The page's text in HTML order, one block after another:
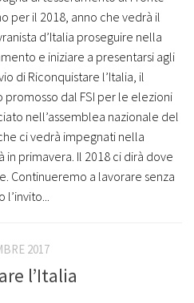
per il 2018, anno che vedrà il
d’Italia proseguire nella
e iniziare a presentarsi agli
di Riconquistare l’Italia, il
dal FSI per le elezioni
nell’assemblea nazionale del
ci vedrà impegnati nella
in primavera. Il 2018 ci dirà dove
Continueremo a lavorare senza
2017
l’Italia